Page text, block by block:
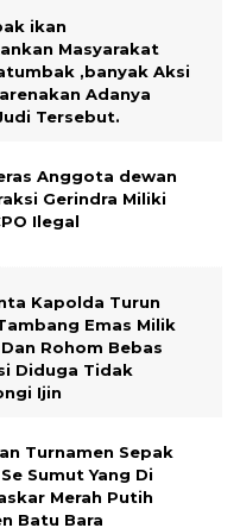
ikan
Masyarakat
,banyak Aksi
Adanya
Tersebut.
Anggota dewan
Gerindra Miliki
Ilegal
Kapolda Turun
Emas Milik
Rohom Bebas
Diduga Tidak
Ijin
Turnamen Sepak
Sumut Yang Di
Merah Putih
Batu Bara